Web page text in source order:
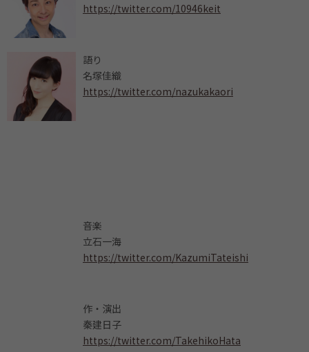
https://twitter.com/10946keit
語り
名塚佳織
https://twitter.com/nazukakaori
音楽
立石一海
https://twitter.com/KazumiTateishi
作・演出
秦建日子
https://twitter.com/TakehikoHata